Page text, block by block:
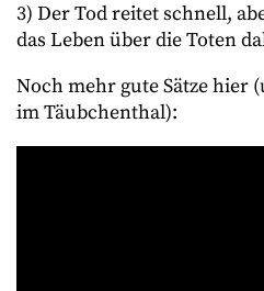
3) Der Tod reitet schnell,
das Leben über die Toten
Noch mehr gute Sätze hier
im Täubchenthal):